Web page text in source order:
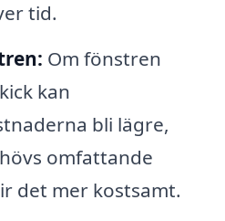
tid.
Om fönstren
kan
bli lägre,
omfattande
det mer kostsamt.